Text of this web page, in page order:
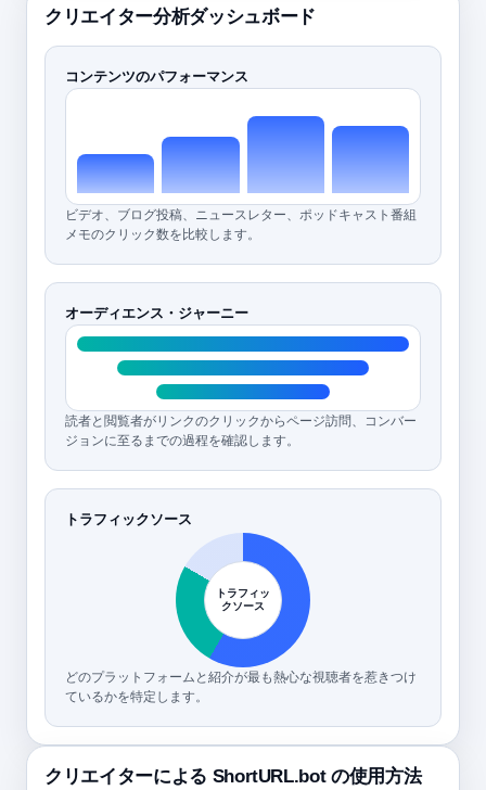
クリエイター分析ダッシュボード
コンテンツのパフォーマンス
ビデオ、ブログ投稿、ニュースレター、ポッドキャスト番組
メモのクリック数を比較します。
オーディエンス・ジャーニー
読者と閲覧者がリンクのクリックからページ訪問、コンバー
ジョンに至るまでの過程を確認します。
トラフィックソース
トラフィッ
クソース
どのプラットフォームと紹介が最も熱心な視聴者を惹きつけ
ているかを特定します。
クリエイターによる ShortURL.bot の使用方法